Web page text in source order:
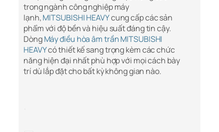
trong ngành công nghiệp máy
lạnh,MITSUBISHI HEAVYcung cấp các sản
phẩm với độ bền và hiệu suất đáng tin cậy.
DòngMáy điều hòa âm trần MITSUBISHI
HEAVYcó thiết kế sang trọng kèm các chức
năng hiện đại nhất phù hợp với mọi cách bày
trí dù lắp đặt cho bất kỳ không gian nào.